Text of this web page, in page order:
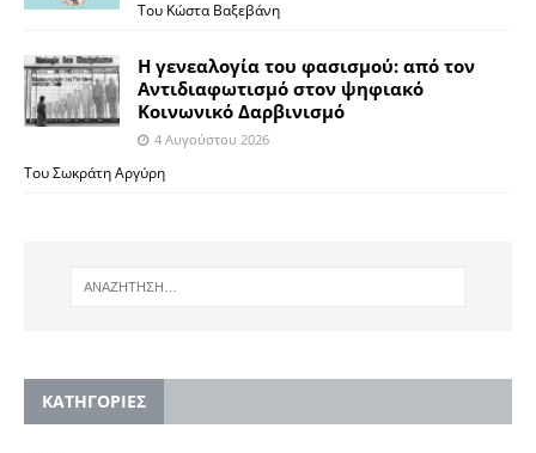
Του Κώστα Βαξεβάνη
Η γενεαλογία του φασισμού: από τον
Αντιδιαφωτισμό στον ψηφιακό
Κοινωνικό Δαρβινισμό
4 Αυγούστου 2026
Του Σωκράτη Αργύρη
KΑΤΗΓΟΡΙΕΣ